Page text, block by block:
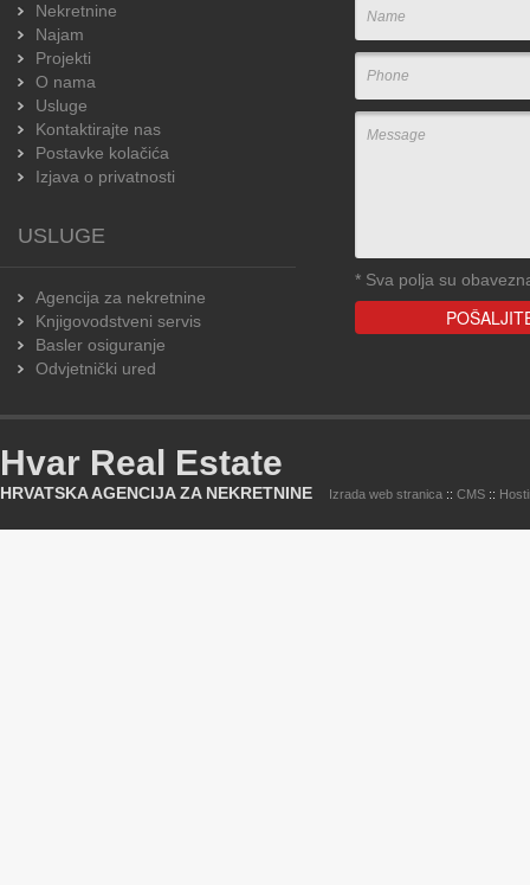
Nekretnine
Najam
Projekti
O nama
Usluge
Kontaktirajte nas
Postavke kolačića
Izjava o privatnosti
USLUGE
Agencija za nekretnine
Knjigovodstveni servis
Basler osiguranje
Odvjetnički ured
* Sva polja su
Hvar Real Estate
HRVATSKA AGENCIJA ZA NEKRETNINE Izrada web stranica :: CMS ::